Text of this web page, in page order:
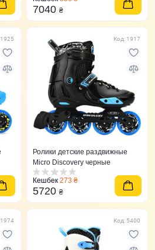
7040 ₴
Код: 1917
Ролики детские раздвижные
Micro Discovery черные
Кешбек 273 ₴
5720 ₴
Код: 5400